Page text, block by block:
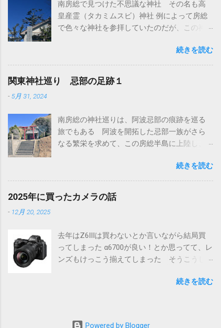
南房総で見つけた不思議な神社 その名も高
皇産霊（タカミムスビ）神社 例によって房総
で色々な神社を参拝していたのだが、この神
南房総の隣にある館山市にも同じ名前の神社
があって、そこには参拝した 館山市の高皇産
霊神社は町の中にポツンとある小さくて素朴
な神社だ ここは別名が高井神社とも言われて
らタカイへ訛ったのかも知れない いずれにし
ても、墨田区の高木神社同様に神仏分離で寺
から切り離されたものと思われる そのため、
そういうこともあって、南房総千倉にある高
皇産霊神社も造化三神の一柱を祀っていると
は言っても、比較的近年の創建された神社で
し、色々予定が変わった事もあって時間が空
いてしまったので、ちょっと寄ってみること
にした ところが.... まずは道の駅から眺めた光
景 ※画面中央の銅葺きの建物 何しろその大
きさに驚いた 初めて見た時には「え、あ
はとても車では行けそうもないが、なんとか
続きを読む
関東神社巡り 忌部の足跡１
- 5月 31, 2024
南房総の神社巡りは、阿波忌部の痕跡を巡る
旅でもある 阿波を開拓した忌部一族がさら
なる繁栄を求めて、この房総半島に上陸し、
のこの地は四国の阿波（あわ）にちなんで同
じ名称の安房（あわ）だ また忌部一族が房
総全域を開拓し、その地が麻がふさふさに育
つことから総国（ふさこく）となり、時代が
なので、統一された名称ということがわかる
そんな天富命率いる忌部一族が最初に上陸し
たといわれるのが駒ヶ崎神社だ 神社にはとく
は祠といった感じ 鳥居越しに太平洋を見る
があるようなので、いずれそちらにも行って
続きを読む
2025年に買ったカメラの話
- 12月 20, 2025
去年はZ6IIIは買わないとか言いながら結局買
ってしまった α6700が良い！とか思ってて、レ
ンズもけっこう揃えてしまった そうこうし
いてきたりもしたが、結局操作性、色味、
どちらを選ぶかの選択になってしまった 自分
続きを読む
Powered by Blogger